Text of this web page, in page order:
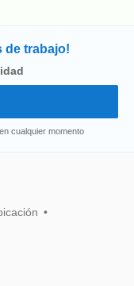
de trabajo!
cualquier momento